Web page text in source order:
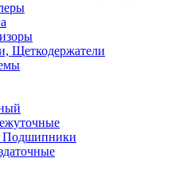
Щеткодержатели